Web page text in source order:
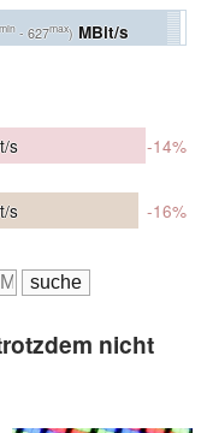
min - 627max) MBit/s
s -14%
s -16%
nicht